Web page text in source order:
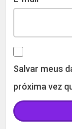
Salvar meus
próxima vez